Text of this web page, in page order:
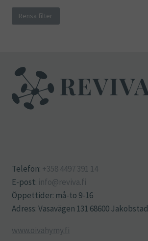
Rensa filter
Telefon: +358 4497 391 14
E-post: info@reviva.fi
Öppettider: må-to 9-16
Adress: Vasavägen 131 68600 Jakobstad
www.oivahymy.fi